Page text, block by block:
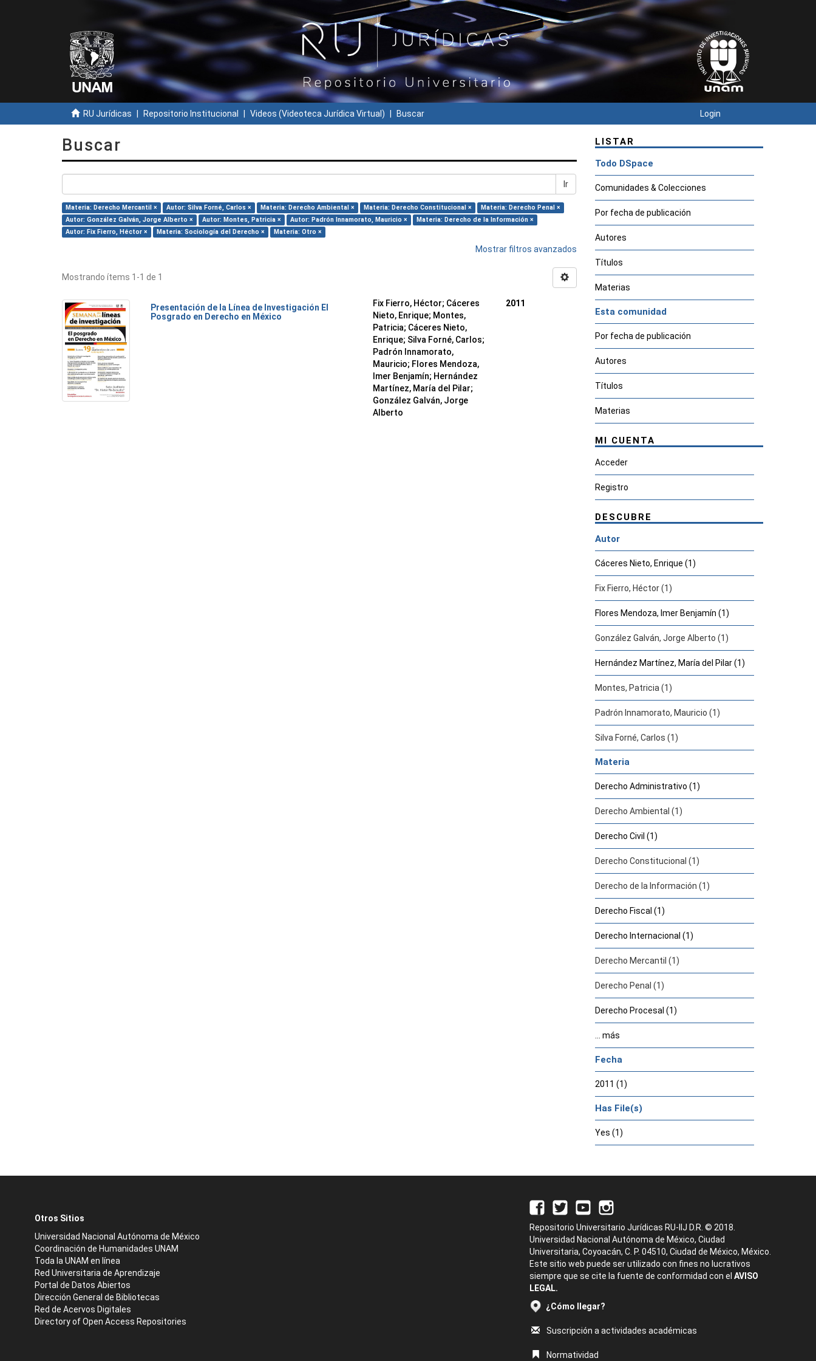
RU Jurídicas Repositorio Institucional Videos (Videoteca Jurídica Virtual) Buscar Login
Buscar
Ir
Materia: Derecho Mercantil × Autor: Silva Forné, Carlos × Materia: Derecho Ambiental × Materia: Derecho Constitucional ×
Materia: Derecho Penal ×
Autor: González Galván, Jorge Alberto ×
Autor: Montes, Patricia × Autor: Padrón Innamorato, Mauricio ×
Materia: Derecho de la Información ×
Autor: Fix Fierro, Héctor ×
Materia: Sociología del Derecho × Materia: Otro ×
Mostrar filtros avanzados
Mostrando ítems 1-1 de 1
Presentación de la Línea de Investigación El
Posgrado en Derecho en México
Fix Fierro, Héctor; Cáceres
Nieto, Enrique; Montes,
Patricia; Cáceres Nieto,
Enrique; Silva Forné, Carlos;
Padrón Innamorato,
Mauricio; Flores Mendoza,
Imer Benjamín; Hernández
Martínez, María del Pilar;
González Galván, Jorge
Alberto
2011
LISTAR
Todo DSpace
Comunidades & Colecciones
Por fecha de publicación
Autores
Títulos
Materias
Esta comunidad
Por fecha de publicación
Autores
Títulos
Materias
MI CUENTA
Acceder
Registro
DESCUBRE
Autor
Cáceres Nieto, Enrique (1)
Fix Fierro, Héctor (1)
Flores Mendoza, Imer Benjamín (1)
González Galván, Jorge Alberto (1)
Hernández Martínez, María del Pilar (1)
Montes, Patricia (1)
Padrón Innamorato, Mauricio (1)
Silva Forné, Carlos (1)
Materia
Derecho Administrativo (1)
Derecho Ambiental (1)
Derecho Civil (1)
Derecho Constitucional (1)
Derecho de la Información (1)
Derecho Fiscal (1)
Derecho Internacional (1)
Derecho Mercantil (1)
Derecho Penal (1)
Derecho Procesal (1)
... más
Fecha
2011 (1)
Has File(s)
Yes (1)
Otros Sitios
Universidad Nacional Autónoma de México
Coordinación de Humanidades UNAM
Toda la UNAM en línea
Red Universitaria de Aprendizaje
Portal de Datos Abiertos
Dirección General de Bibliotecas
Red de Acervos Digitales
Directory of Open Access Repositories
Repositorio Universitario Jurídicas RU-IIJ D.R. © 2018.
Universidad Nacional Autónoma de México, Ciudad
Universitaria, Coyoacán, C. P. 04510, Ciudad de México, México.
Este sitio web puede ser utilizado con fines no lucrativos
siempre que se cite la fuente de conformidad con el AVISO
LEGAL.
¿Cómo llegar?
Suscripción a actividades académicas
Normatividad